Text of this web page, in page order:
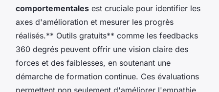
comportementales est cruciale pour identifier les
axes d'amélioration et mesurer les progrès
réalisés.** Outils gratuits** comme les feedbacks
360 degrés peuvent offrir une vision claire des
forces et des faiblesses, en soutenant une
démarche de formation continue. Ces évaluations
permettent non seulement d'améliorer l'empathie,